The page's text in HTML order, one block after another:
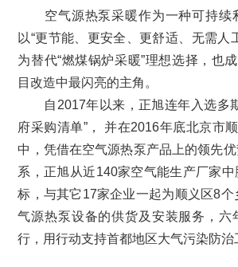
空气源热泵采暖作为一种可持续
以“更节能、更安全、更舒适、无需人
为替代“燃煤锅炉采暖”理想选择，也
目改造中最闪亮的主角。
自2017年以来，正旭连年入选多
府采购清单”， 并在2016年底北京市
中，凭借在空气源热泵产品上的领先
系，正旭从近140家空气能生产厂家
标，与其它17家企业一起为顺义区8个
气源热泵设备的供货及安装服务，六
行，用行动支持首都地区大气污染防治